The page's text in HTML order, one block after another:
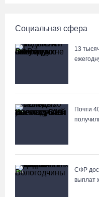
Социальная сфера
13
Почти
СФР
выплат